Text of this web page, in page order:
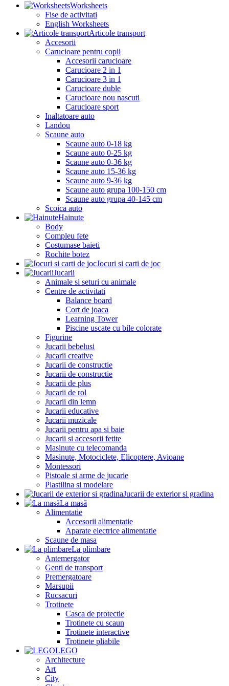
Worksheets
Fise de activitati
English Worksheets
Articole transport
Accesorii
Carucioare pentru copii
Accesorii carucioare
Carucioare 2 in 1
Carucioare 3 in 1
Carucioare duble
Carucioare nou nascuti
Carucioare sport
Inaltatoare auto
Landou
Scaune auto
Scaune auto 0-18 kg
Scaune auto 0-25 kg
Scaune auto 0-36 kg
Scaune auto 15-36 kg
Scaune auto 9-36 kg
Scaune auto grupa 100-150 cm
Scaune auto grupa 40-145 cm
Scoica auto
Hainute
Body
Compleu fete
Costumase baieti
Rochite botez
Jocuri si carti de joc
Jucarii
Animale si seturi cu animale
Centre de activitati
Balance board
Cort de joaca
Learning Tower
Piscine uscate cu bile colorate
Figurine
Jucarii bebelusi
Jucarii creative
Jucarii de constructie
Jucarii de constructie
Jucarii de plus
Jucarii de rol
Jucarii din lemn
Jucarii educative
Jucarii muzicale
Jucarii pentru apa si baie
Jucarii si accesorii fetite
Masinute cu telecomanda
Masinute, Motociclete, Elicoptere, Avioane
Montessori
Pistoale si arme de jucarie
Plastilina si modelare
Jucarii de exterior si gradina
La masă
Alimentatie
Accesorii alimentatie
Aparate electrice alimentatie
Scaune de masa
La plimbare
Antemergator
Genti de transport
Premergatoare
Marsupii
Rucsacuri
Trotinete
Casca de protectie
Trotinete cu scaun
Trotinete interactive
Trotinete pliabile
LEGO
Architecture
Art
City